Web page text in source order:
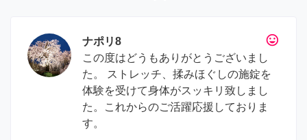
tag_faces
ナポリ8
この度はどうもありがとうございまし
た。 ストレッチ、揉みほぐしの施錠を
体験を受けて身体がスッキリ致しまし
た。これからのご活躍応援しておりま
す。